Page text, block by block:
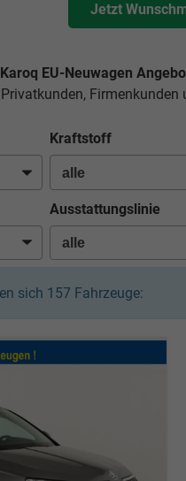
Jetzt
EU-Neuwagen
Firmenkunden
Kraftstoff
Ausstattungslinie
sich 157 Fahrzeuge: